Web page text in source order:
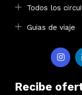
Todos los
Guias de viaje
Recibe